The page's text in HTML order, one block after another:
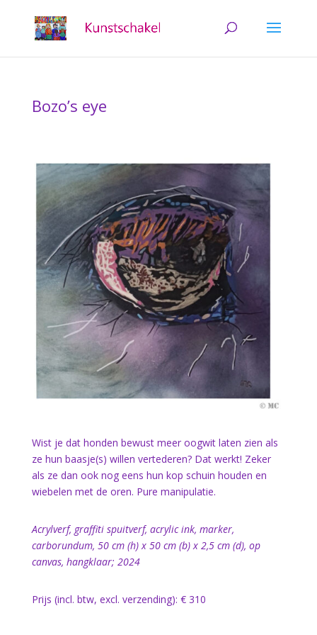
Bozo’s eye
Wist je dat honden bewust meer oogwit laten zien als
ze hun baasje(s) willen vertederen? Dat werkt! Zeker
als ze dan ook nog eens hun kop schuin houden en
wiebelen met de oren. Pure manipulatie.
Acrylverf, graffiti spuitverf, acrylic ink, marker,
carborundum, 50 cm (h) x 50 cm (b) x 2,5 cm (d), op
canvas, hangklaar; 2024
Prijs (incl. btw, excl. verzending): € 310